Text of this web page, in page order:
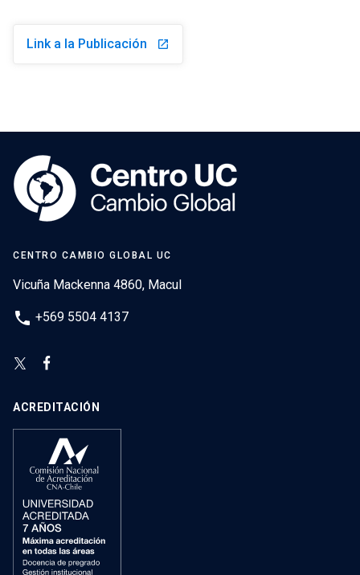
Link a la Publicación launch
CENTRO CAMBIO GLOBAL UC
Vicuña Mackenna 4860, Macul
phone +569 5504 4137
ACREDITACIÓN